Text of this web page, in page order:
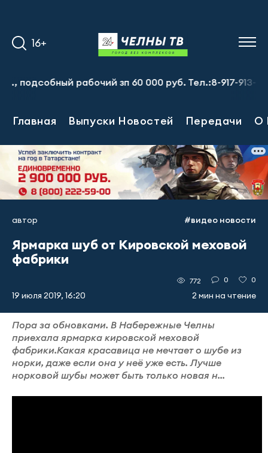
16+
рабочий зп 60 000 руб. Тел.:8-917-913-20-71
Главная Выпуски Новостей Передачи О
автор #видео новости
Ярмарка шуб от Кировской меховой
фабрики
19 июля 2019, 16:20
772 0 0
2 мин на чтение
Пора за обновками. В Набережные Челны
приехала ярмарка кировской меховой
фабрики.Какая красавица не мечтает о шубе из
норки, даже если она у неё уже есть. Лучше
норковой шубы может быть только новая н...